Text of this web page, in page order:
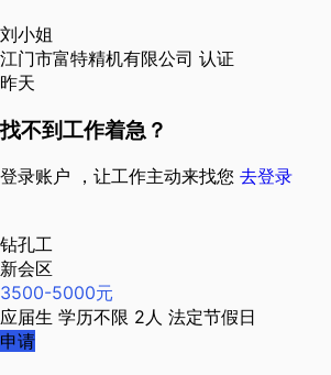
刘小姐
江门市富特精机有限公司 认证
昨天
找不到工作着急？
登录账户 ，让工作主动来找您 去登录
钻孔工
新会区
3500-5000元
应届生 学历不限 2人 法定节假日
申请